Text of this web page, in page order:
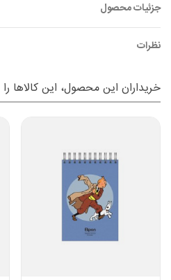
جزئیات محصول
نظرات
خریداران این محصول، این کالاها را